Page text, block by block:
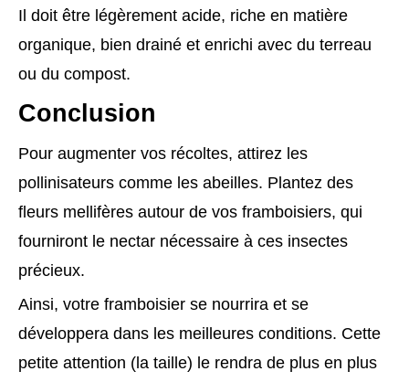
Il doit être légèrement acide, riche en matière
organique, bien drainé et enrichi avec du terreau
ou du compost.
Conclusion
Pour augmenter vos récoltes, attirez les
pollinisateurs comme les abeilles. Plantez des
fleurs mellifères autour de vos framboisiers, qui
fourniront le nectar nécessaire à ces insectes
précieux.
Ainsi, votre framboisier se nourrira et se
développera dans les meilleures conditions. Cette
petite attention (la taille) le rendra de plus en plus